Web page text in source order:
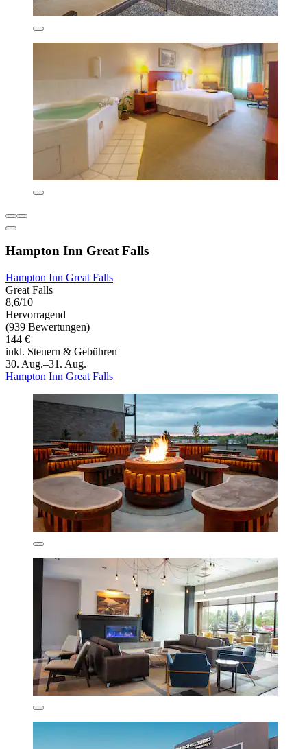
Hampton Inn Great Falls
Hampton Inn Great Falls
Great Falls
8,6/10
Hervorragend
(939 Bewertungen)
144 €
inkl. Steuern & Gebühren
30. Aug.–31. Aug.
Hampton Inn Great Falls